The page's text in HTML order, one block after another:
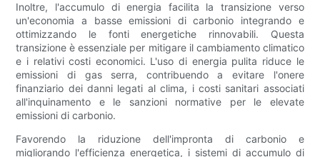
Inoltre, l'accumulo di energia facilita la transizione verso
un'economia a basse emissioni di carbonio integrando e
ottimizzando le fonti energetiche rinnovabili. Questa
transizione è essenziale per mitigare il cambiamento climatico
e i relativi costi economici. L'uso di energia pulita riduce le
emissioni di gas serra, contribuendo a evitare l'onere
finanziario dei danni legati al clima, i costi sanitari associati
all'inquinamento e le sanzioni normative per le elevate
emissioni di carbonio.
Favorendo la riduzione dell'impronta di carbonio e
migliorando l'efficienza energetica, i sistemi di accumulo di